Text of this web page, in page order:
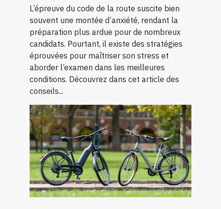
L’épreuve du code de la route suscite bien
souvent une montée d’anxiété, rendant la
préparation plus ardue pour de nombreux
candidats. Pourtant, il existe des stratégies
éprouvées pour maîtriser son stress et
aborder l’examen dans les meilleures
conditions. Découvrez dans cet article des
conseils...